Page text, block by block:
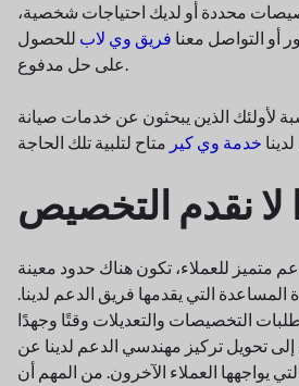
محددة أو لديك احتياجات شخصية،
أو التواصل معنا فريق وي لاب للحصول
على حل مدفوع.
لأولئك الذين يبحثون عن خدمات صيانة
خدمة وي كير
لا نقدم التخصيص
متميز للعملاء، تكون هناك حدود معينة
التي يقدمها فريق الدعم لدينا.
التخصيصات والتعديلات وقتًا وجهدًا
تحويل تركيز مهندسي الدعم لدينا عن
يواجهها العملاء الآخرون. من المهم أن